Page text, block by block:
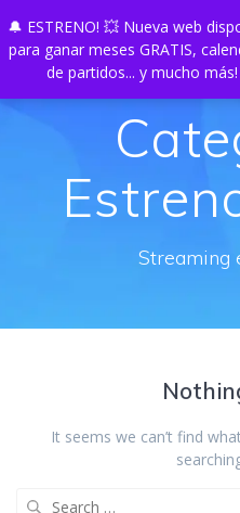
🔔 ESTRENO! 💥 Nueva web
para ganar meses GRATIS,
de partidos... y mucho más!
TUPLAY
Streaming
It seems we can’t find